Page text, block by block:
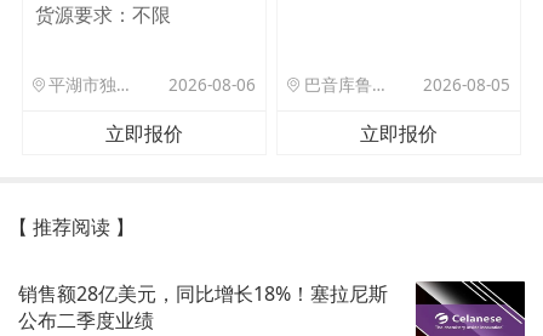
货源要求： 不限
平湖市独山港镇集港路 589 号 2026-08-06
立即报价
巴音库鲁提镇,托帕口岸六号库房 2026-08-05
立即报价
【 推荐阅读 】
销售额28亿美元，同比增长18%！塞拉尼斯
公布二季度业绩